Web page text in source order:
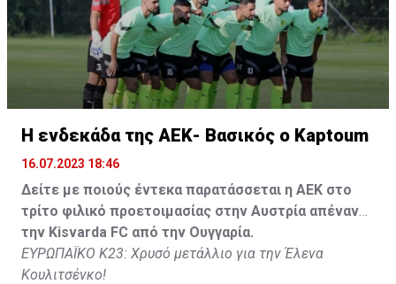
Στον πάγκο: Piric, Στυλιανίδης, Tomovic, Καψής, Sol,
Faraj, Lopes, Angel, Milicevic, Pons, Εγγλέζου, Facundo,
Gonzalez, Guyrcso, Μάμας.
Κisvarda FC (Milos Kruscic): Kovacs, Navratil, Raul, Szor,
Lippai, Alic, Kormendi, Makowski, Czekus, Ilievski,
Spasic.
Στον πάγκο: Petkovic, Cipetic, Kovasic, Jovicic, Szeles,
Vida, Otvos, Lucas, Camas, Mesanovic.
H ενδεκάδα της ΑΕΚ- Βασικός ο Kaptoum
16.07.2023 18:46
Δείτε με ποιούς έντεκα παρατάσσεται η ΑΕΚ στο
τρίτο φιλικό προετοιμασίας στην Αυστρία απέναντι
την Kisvarda FC από την Ουγγαρία.
ΕΥΡΩΠΑΪΚΟ Κ23: Χρυσό μετάλλιο για την Έλενα
Κουλιτσένκο!